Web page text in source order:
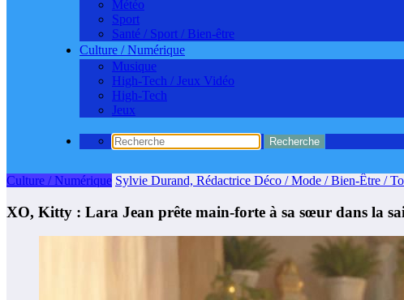
Météo
Sport
Santé / Sport / Bien-être
Culture / Numérique
Musique
High-Tech / Jeux Vidéo
High-Tech
Jeux
Culture / Numérique Sylvie Durand, Rédactrice Déco / Mode / Bien-Être /
XO, Kitty : Lara Jean prête main-forte à sa sœur dans la